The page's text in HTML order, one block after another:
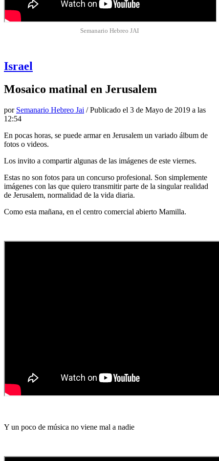
Semanario Hebreo JAI
Israel
Mosaico matinal en Jerusalem
por Semanario Hebreo Jai / Publicado el 3 de Mayo de 2019 a las
12:54
En pocas horas, se puede armar en Jerusalem un variado álbum de
fotos o videos.
Los invito a compartir algunas de las imágenes de este viernes.
Estas no son fotos para un concurso profesional. Son simplemente
imágenes con las que quiero transmitir parte de la singular realidad
de Jerusalem, normalidad de la vida diaria.
Como esta mañana, en el centro comercial abierto Mamilla.
Y un poco de música no viene mal a nadie